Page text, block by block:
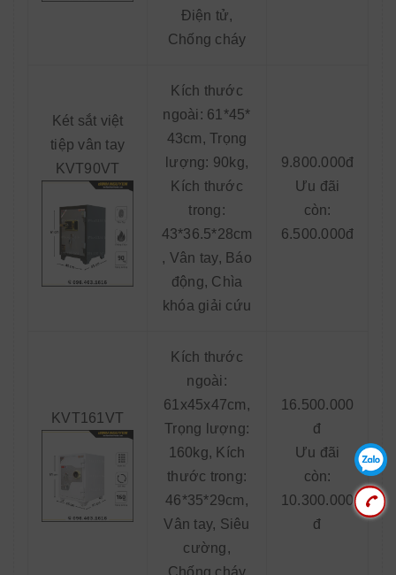
Điện tử,
Chống cháy
Két sắt việt
tiệp vân tay
KVT90VT
Kích thước
ngoài: 61*45*
43cm, Trọng
lượng: 90kg,
Kích thước
trong:
43*36.5*28cm
, Vân tay, Báo
động, Chìa
khóa giải cứu
9.800.000đ
Ưu đãi
còn:
6.500.000đ
KVT161VT
Kích thước
ngoài:
61x45x47cm,
Trọng lượng:
160kg, Kích
thước trong:
46*35*29cm,
Vân tay, Siêu
cường,
Chống cháy
16.500.000
đ
Ưu đãi
còn:
10.300.000
đ